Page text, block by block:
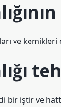
ve
bir iştir ve